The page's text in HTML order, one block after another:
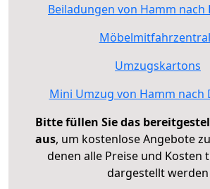
Beiladungen von Hamm
Umzugskartons
Mini Umzug von Hamm nach
Bitte füllen Sie das
aus, um kostenlose Angebote
denen alle Preise und Kosten
dargestellt werden